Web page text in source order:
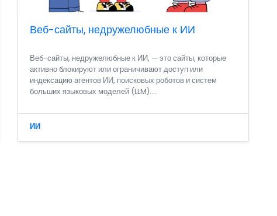
Веб-сайты, недружелюбные к ИИ
Веб-сайты, недружелюбные к ИИ, — это сайты, которые
активно блокируют или ограничивают доступ или
индексацию агентов ИИ, поисковых роботов и систем
больших языковых моделей (LLM)....
ИИ